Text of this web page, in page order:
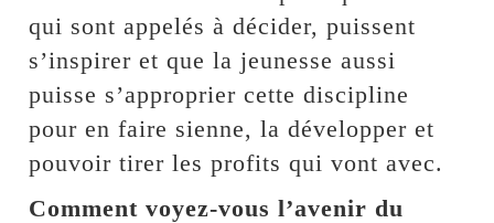
qui sont appelés à décider, puissent
s’inspirer et que la jeunesse aussi
puisse s’approprier cette discipline
pour en faire sienne, la développer et
pouvoir tirer les profits qui vont avec.
Comment voyez-vous l’avenir du